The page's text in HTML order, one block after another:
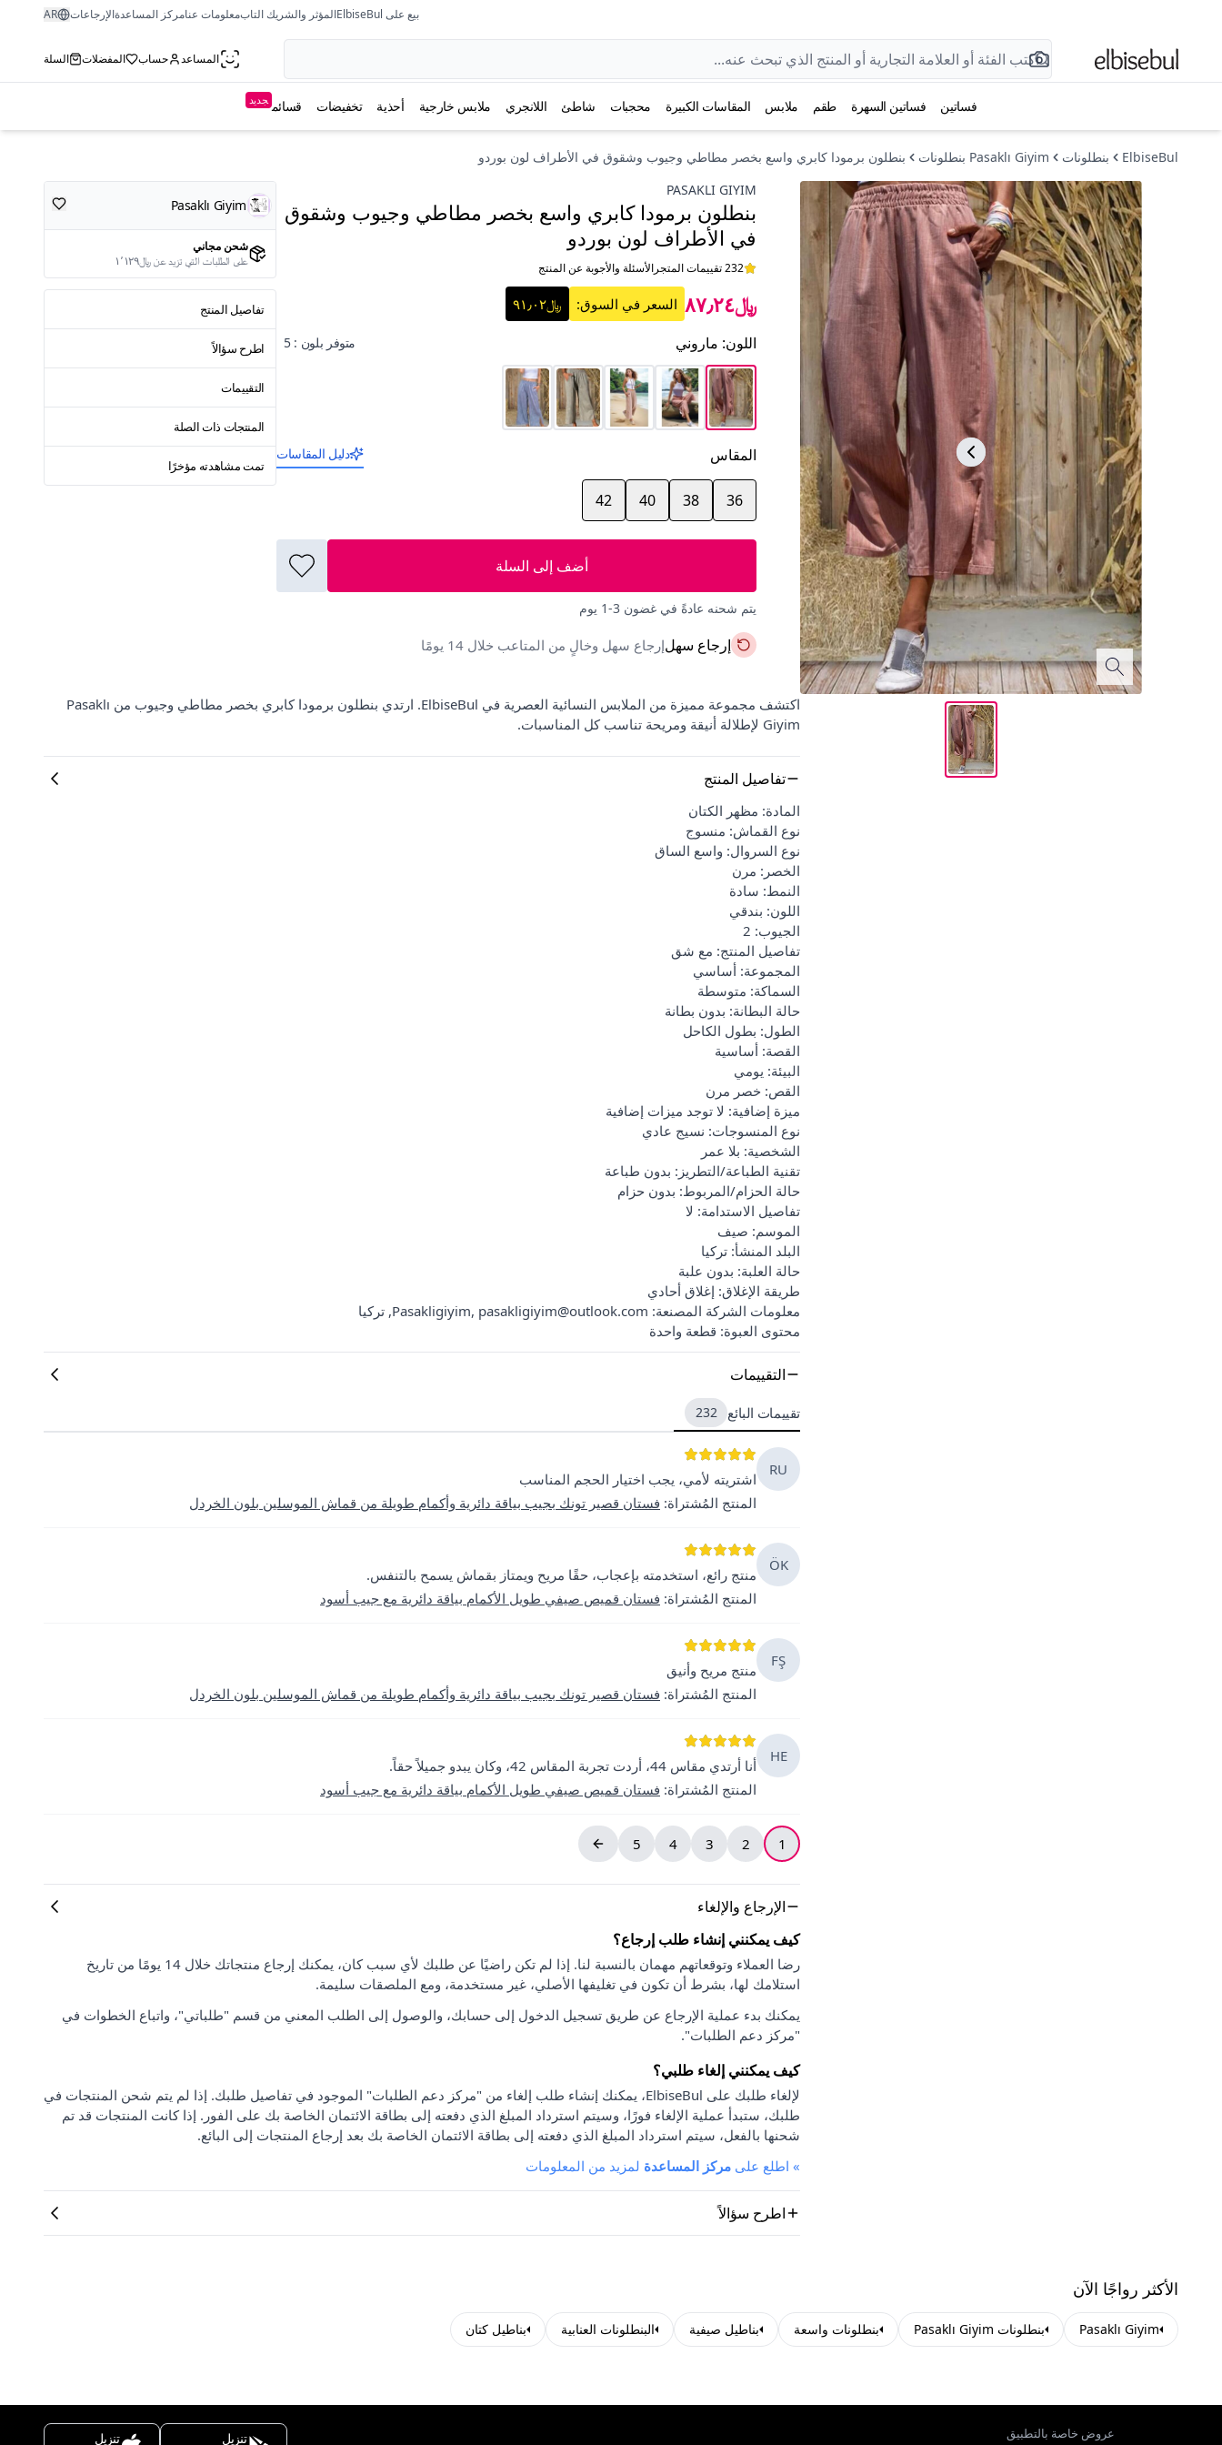
بيع على ElbiseBul المؤثر والشريك التابمعلومات عنامركز المساعدةالإرجاعات AR
المساعد حساب المفضلات السلة
فساتين فساتين السهرة طقم ملابس المقاسات الكبيرة محجبات شاطئ اللانجري ملابس خارجية أحذية تخفيضات قسائم جديد
ElbiseBul بنطلونات Pasaklı Giyim بنطلونات
بنطلون برمودا كابري واسع بخصر مطاطي وجيوب وشقوق في الأطراف لون بوردو
PASAKLI GIYIM
بنطلون برمودا كابري واسع بخصر مطاطي وجيوب وشقوق
في الأطراف لون بوردو
232 تقييمات المتجر الأسئلة والأجوبة عن المنتج
﷼٨٧٫٢٤ السعر في السوق: ﷼٩١٫٠٢
اللون: ماروني متوفر بلون : 5
المقاس دليل المقاسات
36
38
40
42
أضف إلى السلة
يتم شحنه عادةً في غضون 3-1 يوم
إرجاع سهلإرجاع سهل وخالٍ من المتاعب خلال 14 يومًا
Pasaklı Giyim
شحن مجاني
على الطلبات التي تزيد عن ﷼١٬١٢٩
تفاصيل المنتج
اطرح سؤالاً
التقييمات
المنتجات ذات الصلة
تمت مشاهدته مؤخرًا
اكتشف مجموعة مميزة من الملابس النسائية العصرية في ElbiseBul. ارتدي بنطلون برمودا كابري بخصر مطاطي وجيوب من Pasaklı
Giyim لإطلالة أنيقة ومريحة تناسب كل المناسبات.
تفاصيل المنتج
المادة: مظهر الكتان
نوع القماش: منسوج
نوع السروال: واسع الساق
الخصر: مرن
النمط: سادة
اللون: بندقي
الجيوب: 2
تفاصيل المنتج: مع شق
المجموعة: أساسي
السماكة: متوسطة
حالة البطانة: بدون بطانة
الطول: بطول الكاحل
القصة: أساسية
البيئة: يومي
القص: خصر مرن
ميزة إضافية: لا توجد ميزات إضافية
نوع المنسوجات: نسيج عادي
الشخصية: بلا عمر
تقنية الطباعة/التطريز: بدون طباعة
حالة الحزام/المربوط: بدون حزام
تفاصيل الاستدامة: لا
الموسم: صيف
البلد المنشأ: تركيا
حالة العلبة: بدون علبة
طريقة الإغلاق: إغلاق أحادي
معلومات الشركة المصنعة: Pasakligiyim, pasakligiyim@outlook.com, تركيا
محتوى العبوة: قطعة واحدة
التقييمات
تقييمات البائع 232
RU
اشتريته لأمي، يجب اختيار الحجم المناسب
المنتج المُشتراة: فستان قصير تونك بجيب بياقة دائرية وأكمام طويلة من قماش الموسلين بلون الخردل
ÖK
منتج رائع، استخدمته بإعجاب، حقًا مريح ويمتاز بقماش يسمح بالتنفس.
المنتج المُشتراة: فستان قميص صيفي طويل الأكمام بياقة دائرية مع جيب أسود
FŞ
منتج مريح وأنيق
المنتج المُشتراة: فستان قصير تونك بجيب بياقة دائرية وأكمام طويلة من قماش الموسلين بلون الخردل
HE
أنا أرتدي مقاس 44، أردت تجربة المقاس 42، وكان يبدو جميلاً حقاً.
المنتج المُشتراة: فستان قميص صيفي طويل الأكمام بياقة دائرية مع جيب أسود
1
2
3
4
5
الإرجاع والإلغاء
كيف يمكنني إنشاء طلب إرجاع؟
رضا العملاء وتوقعاتهم مهمان بالنسبة لنا. إذا لم تكن راضيًا عن طلبك لأي سبب كان، يمكنك إرجاع منتجاتك خلال 14 يومًا من تاريخ
استلامك لها، بشرط أن تكون في تغليفها الأصلي، غير مستخدمة، ومع الملصقات سليمة.
يمكنك بدء عملية الإرجاع عن طريق تسجيل الدخول إلى حسابك، والوصول إلى الطلب المعني من قسم "طلباتي"، واتباع الخطوات في
"مركز دعم الطلبات".
كيف يمكنني إلغاء طلبي؟
لإلغاء طلبك على ElbiseBul، يمكنك إنشاء طلب إلغاء من "مركز دعم الطلبات" الموجود في تفاصيل طلبك. إذا لم يتم شحن المنتجات في
طلبك، ستبدأ عملية الإلغاء فورًا، وسيتم استرداد المبلغ الذي دفعته إلى بطاقة الائتمان الخاصة بك على الفور. إذا كانت المنتجات قد تم
شحنها بالفعل، سيتم استرداد المبلغ الذي دفعته إلى بطاقة الائتمان الخاصة بك بعد إرجاع المنتجات إلى البائع.
» اطلع على مركز المساعدة لمزيد من المعلومات
اطرح سؤالاً
الأكثر رواجًا الآن
Pasaklı Giyim بنطلونات Pasaklı Giyim بنطلونات واسعة بناطيل صيفية البنطلونات العنابية بناطيل كتان
عروض خاصة بالتطبيق
تنزيل
تنزيل